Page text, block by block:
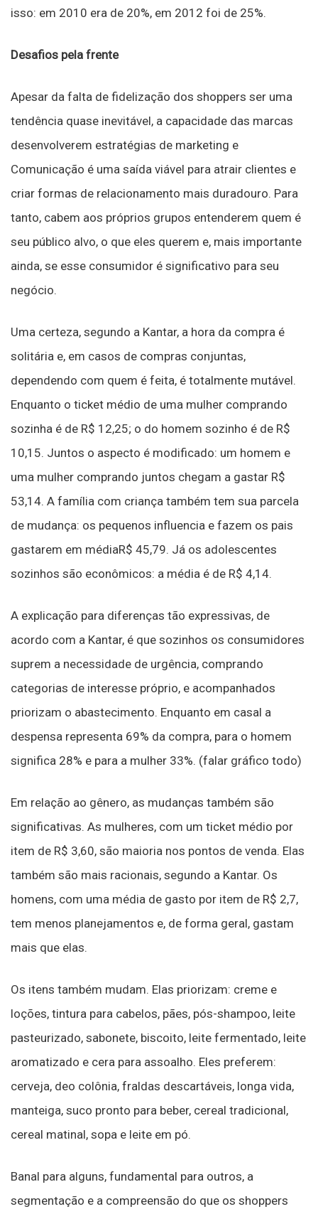
isso: em 2010 era de 20%, em 2012 foi de 25%.
Desafios pela frente
Apesar da falta de fidelização dos shoppers ser uma
tendência quase inevitável, a capacidade das marcas
desenvolverem estratégias de marketing e
Comunicação é uma saída viável para atrair clientes e
criar formas de relacionamento mais duradouro. Para
tanto, cabem aos próprios grupos entenderem quem é
seu público alvo, o que eles querem e, mais importante
ainda, se esse consumidor é significativo para seu
negócio.
Uma certeza, segundo a Kantar, a hora da compra é
solitária e, em casos de compras conjuntas,
dependendo com quem é feita, é totalmente mutável.
Enquanto o ticket médio de uma mulher comprando
sozinha é de R$ 12,25; o do homem sozinho é de R$
10,15. Juntos o aspecto é modificado: um homem e
uma mulher comprando juntos chegam a gastar R$
53,14. A família com criança também tem sua parcela
de mudança: os pequenos influencia e fazem os pais
gastarem em médiaR$ 45,79. Já os adolescentes
sozinhos são econômicos: a média é de R$ 4,14.
A explicação para diferenças tão expressivas, de
acordo com a Kantar, é que sozinhos os consumidores
suprem a necessidade de urgência, comprando
categorias de interesse próprio, e acompanhados
priorizam o abastecimento. Enquanto em casal a
despensa representa 69% da compra, para o homem
significa 28% e para a mulher 33%. (falar gráfico todo)
Em relação ao gênero, as mudanças também são
significativas. As mulheres, com um ticket médio por
item de R$ 3,60, são maioria nos pontos de venda. Elas
também são mais racionais, segundo a Kantar. Os
homens, com uma média de gasto por item de R$ 2,7,
tem menos planejamentos e, de forma geral, gastam
mais que elas.
Os itens também mudam. Elas priorizam: creme e
loções, tintura para cabelos, pães, pós-shampoo, leite
pasteurizado, sabonete, biscoito, leite fermentado, leite
aromatizado e cera para assoalho. Eles preferem:
cerveja, deo colônia, fraldas descartáveis, longa vida,
manteiga, suco pronto para beber, cereal tradicional,
cereal matinal, sopa e leite em pó.
Banal para alguns, fundamental para outros, a
segmentação e a compreensão do que os shoppers